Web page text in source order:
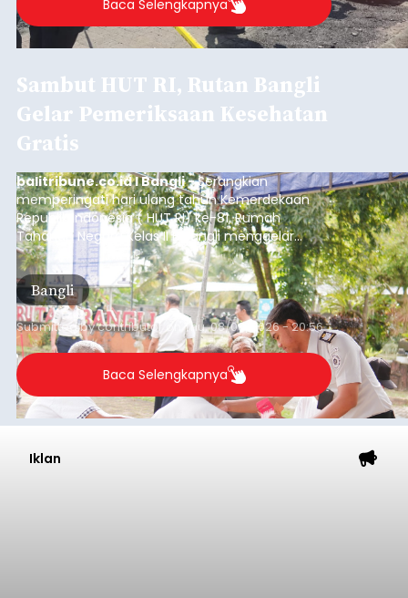
Sempat Cekcok dengan Istri,
Pria Asal Pemogan Ditemukan
Tak Bernyawa di Pantai
Purnama
balitribune.co.id I Gianyar -Seorang pria asal
Lingkungan Dalem, Pemogan, Denpasar Selatan,
Kota Denpasar, yang diketahui bernama I Kadek
Dedi Wiranata (35), ditemukan tidak bernyawa di
pesisir Pantai Purnama, Sukawati.
Sebelum ditemukan meninggal dunia, korban
sempat memberitahukan lokasi terakhirnya
melalui pesan singkat WhatsApp dan juga
mengirimkan foto dua botol pembersih lantai ke
istrinya.
Gianyar